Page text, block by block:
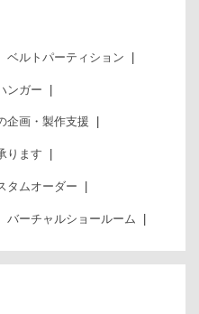
ベルトパーティション
ンガー
企画・製作支援
ります
タムオーダー
バーチャルショールーム